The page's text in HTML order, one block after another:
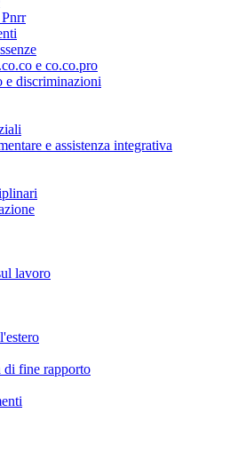
e co.co.pro
e discriminazioni
e assistenza integrativa
lavoro
di fine rapporto